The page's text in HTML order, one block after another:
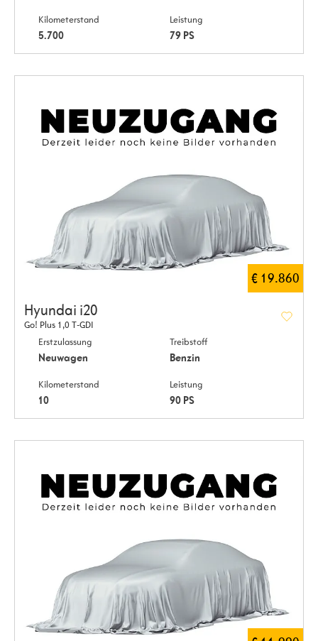
Kilometerstand
5.700
Leistung
79 PS
€ 19.860
Hyundai i20
Go! Plus 1,0 T-GDI
Erstzulassung
Neuwagen
Treibstoff
Benzin
Kilometerstand
10
Leistung
90 PS